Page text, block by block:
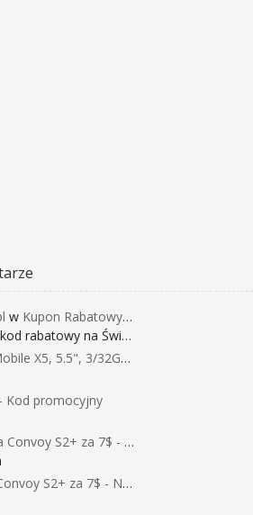
w Kupon Rabatowy na Kurs Angielskiego dla Dzieci - FunEnglish
rabatowy na Święta (
czujnik linii papilarnych, 2950mAh, aparat 13MP za 267zł - Banggood
Kod promocyjny
S2+ za 7$ - Najniższa cena od 2017r
za 7$ - Najniższa cena od 2017r